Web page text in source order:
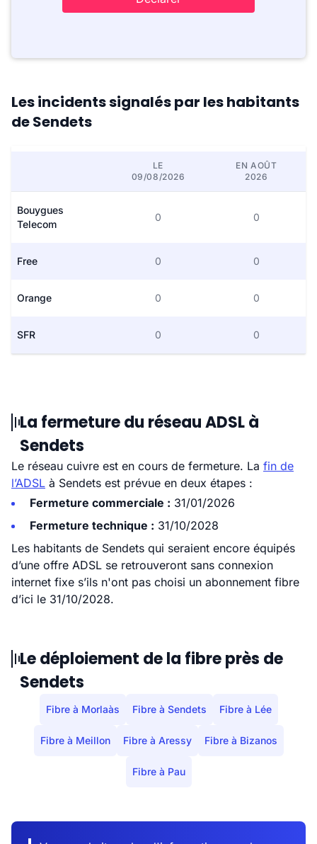
Les incidents signalés par les habitants
de Sendets
LE
09/08/2026
EN AOÛT
2026
Bouygues
Telecom
0 0
Free 0 0
Orange 0 0
SFR 0 0
La fermeture du réseau ADSL à
Sendets
Le réseau cuivre est en cours de fermeture. La fin de
l’ADSL à Sendets est prévue en deux étapes :
Fermeture commerciale : 31/01/2026
Fermeture technique : 31/10/2028
Les habitants de Sendets qui seraient encore équipés
d’une offre ADSL se retrouveront sans connexion
internet fixe s’ils n'ont pas choisi un abonnement fibre
d’ici le 31/10/2028.
Le déploiement de la fibre près de
Sendets
Fibre à Morlaàs Fibre à Sendets Fibre à Lée
Fibre à Meillon Fibre à Aressy Fibre à Bizanos
Fibre à Pau